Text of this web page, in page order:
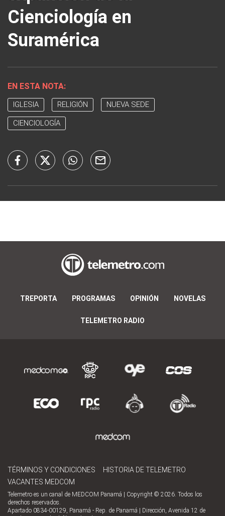
Cienciología en
Suramérica
EN ESTA NOTA:
IGLESIA RELIGIÓN NUEVA SEDE
CIENCIOLOGÍA
TREPORTA PROGRAMAS OPINIÓN NOVELAS
TELEMETRO RADIO
TÉRMINOS Y CONDICIONES
HISTORIA DE TELEMETRO
VACANTES MEDCOM
Telemetro es un canal de MEDCOM Panamá | Copyright © 2026. Todos los
derechos reservados.
Apartado 0834-00129, Panamá - Rep. de Panamá | Dirección, Avenida 12 de